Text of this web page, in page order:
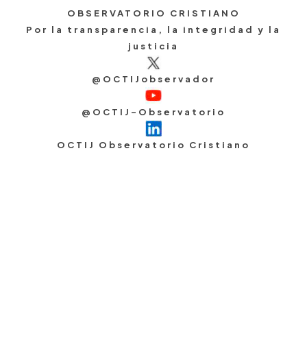
OBSERVATORIO CRISTIANO
Por la transparencia, la integridad y la
justicia
@OCTIJobservador
@OCTIJ-Observatorio
OCTIJ Observatorio Cristiano